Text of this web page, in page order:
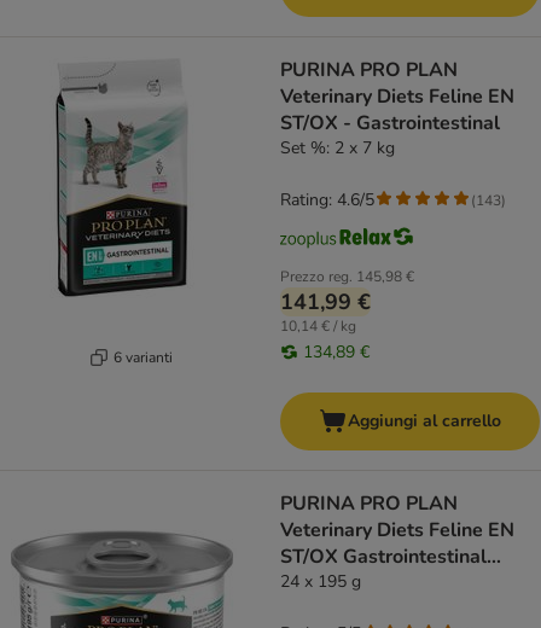
6 varianti
PURINA PRO PLAN
Veterinary Diets Feline EN
ST/OX - Gastrointestinal
Set %: 2 x 7 kg
Prezzo reg. 145,98 €
141,99 €
10,14 € / kg
134,89 €
Rating: 4.6/5 (143)
Aggiungi al carrello
PURINA PRO PLAN
Veterinary Diets Feline EN
ST/OX Gastrointestinal
Mousse
24 x 195 g